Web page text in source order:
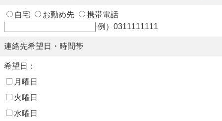
自宅 お勤め先
携帯電話
例）0311111111
連絡先希望日・時間帯
希望日：
月曜日
火曜日
水曜日